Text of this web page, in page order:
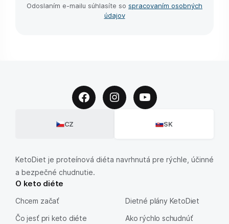
Odoslaním e-⁠mailu súhlasíte so spracovaním osobných
údajov
CZ SK
KetoDiet je proteínová diéta navrhnutá pre rýchle, účinné
a bezpečné chudnutie.
O keto diéte
Chcem začať
Čo jesť pri keto diéte
Dietné plány KetoDiet
Ako rýchlo schudnúť